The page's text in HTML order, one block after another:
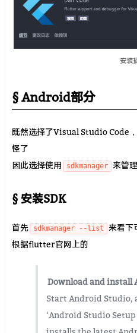
安装
Android部分
既然选择了Visual Studio Code
怪了
因此选择使用
sdkmanager 来管理
安装SDK
首先 sdkmanager --list
来看下
根据flutter官网上的
Download and install
Start Android Studio,
‘Android Studio